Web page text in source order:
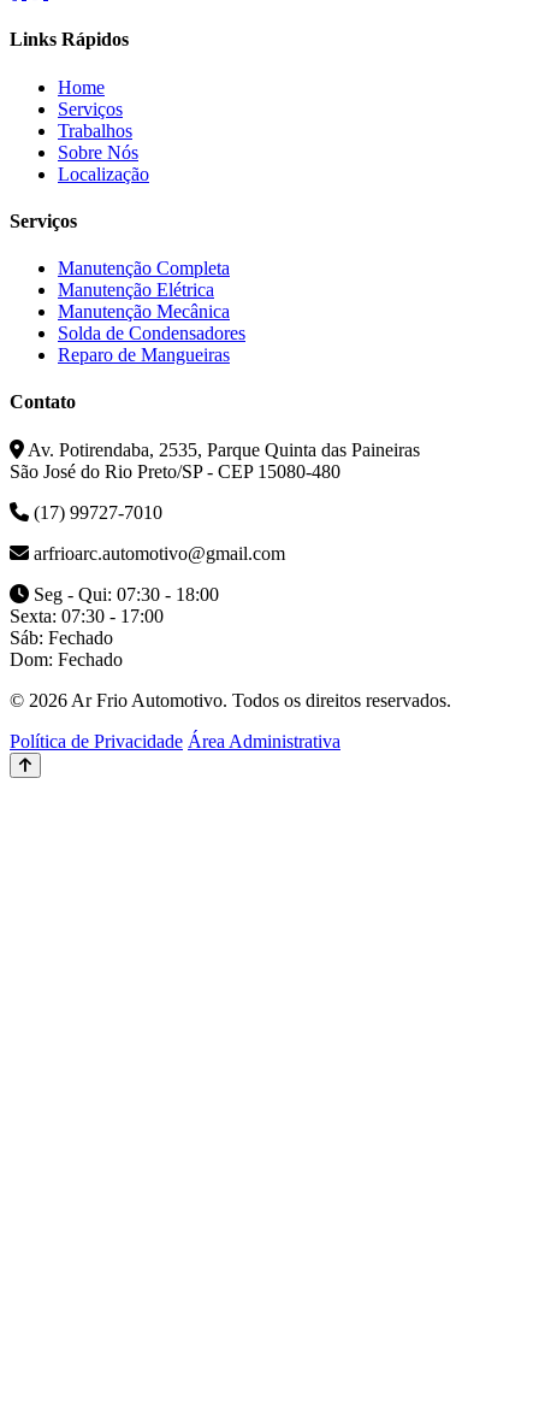
Links Rápidos
Home
Serviços
Trabalhos
Sobre Nós
Localização
Serviços
Manutenção Completa
Manutenção Elétrica
Manutenção Mecânica
Solda de Condensadores
Reparo de Mangueiras
Contato
Av. Potirendaba, 2535, Parque Quinta das Paineiras
São José do Rio Preto/SP - CEP 15080-480
(17) 99727-7010
arfrioarc.automotivo@gmail.com
Seg - Qui: 07:30 - 18:00
Sexta: 07:30 - 17:00
Sáb: Fechado
Dom: Fechado
© 2026 Ar Frio Automotivo. Todos os direitos reservados.
Política de Privacidade Área Administrativa